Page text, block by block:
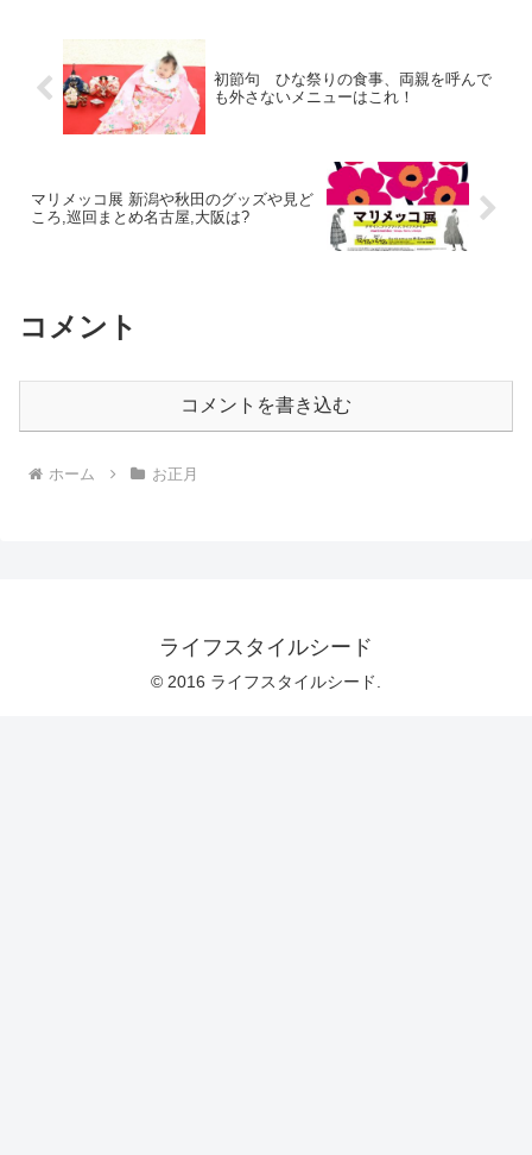
初節句 ひな祭りの食事、両親を呼んで
も外さないメニューはこれ！
マリメッコ展 新潟や秋田のグッズや見ど
ころ,巡回まとめ名古屋,大阪は?
コメント
コメントを書き込む
ホーム お正月
ライフスタイルシード
© 2016 ライフスタイルシード.